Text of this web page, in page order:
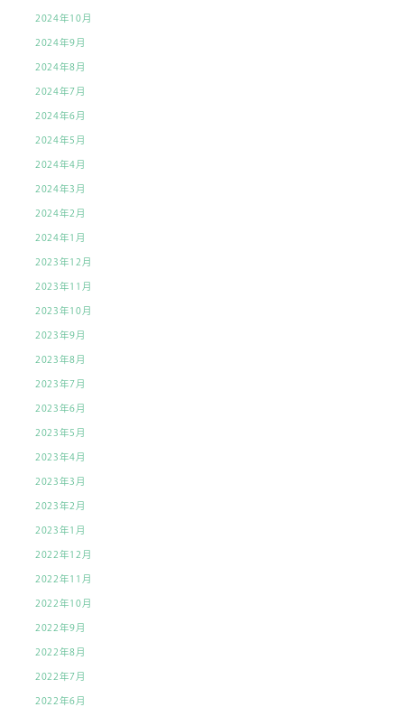
2024年10月
2024年9月
2024年8月
2024年7月
2024年6月
2024年5月
2024年4月
2024年3月
2024年2月
2024年1月
2023年12月
2023年11月
2023年10月
2023年9月
2023年8月
2023年7月
2023年6月
2023年5月
2023年4月
2023年3月
2023年2月
2023年1月
2022年12月
2022年11月
2022年10月
2022年9月
2022年8月
2022年7月
2022年6月